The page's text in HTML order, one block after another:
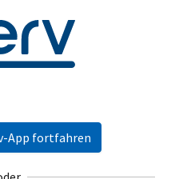
App fortfahren